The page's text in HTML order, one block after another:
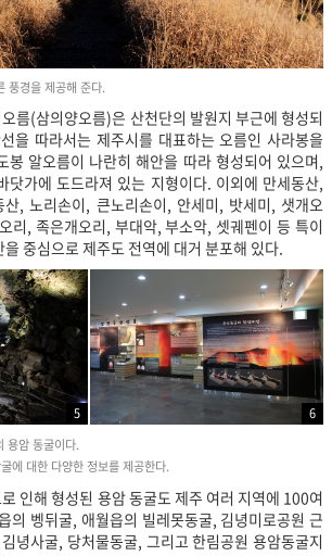
풍경을 제공해 준다.
름(삼의양오름)은 산천단의 발원지 부근에 형성되
을 따라서는 제주시를 대표하는 오름인 사라봉을
봉 알오름이 나란히 해안을 따라 형성되어 있으며,
닷가에 도드라져 있는 지형이다. 이외에 만세동산,
산, 노리손이, 큰노리손이, 안세미, 밧세미, 샛개오
리, 족은개오리, 부대악, 부소악, 셋궤펜이 등 특이
중심으로 제주도 전역에 대거 분포해 있다.
5
6
용암 동굴이다.
에 대한 다양한 정보를 제공한다.
인해 형성된 용암 동굴도 제주 여러 지역에 100여
의 벵뒤굴, 애월읍의 빌레못동굴, 김녕미로공원 근
녕사굴, 당처물동굴, 그리고 한림공원 용암동굴지